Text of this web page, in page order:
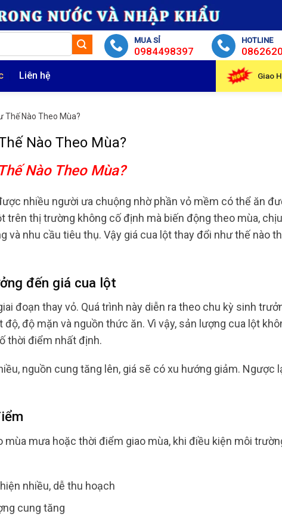
MUA SỈ
0984498397
HOTLINE
Liên hệ Giao
Thế Nào Theo Mùa?
Nào Theo Mùa?
Nào Theo Mùa?
nhiều người ưa chuộng nhờ phần vỏ mềm có thể ăn
trên thị trường không cố định mà biến động theo mùa,
và nhu cầu tiêu thụ. Vậy giá cua lột thay đổi như thế nào
đến giá cua lột
đoạn thay vỏ. Quá trình này diễn ra theo chu kỳ sinh
độ mặn và nguồn thức ăn. Vì vậy, sản lượng cua lột
thời điểm nhất định.
nguồn cung tăng lên, giá sẽ có xu hướng giảm. Ngược
mùa mưa hoặc thời điểm giao mùa, khi điều kiện môi
nhiều, dễ thu hoạch
cung tăng